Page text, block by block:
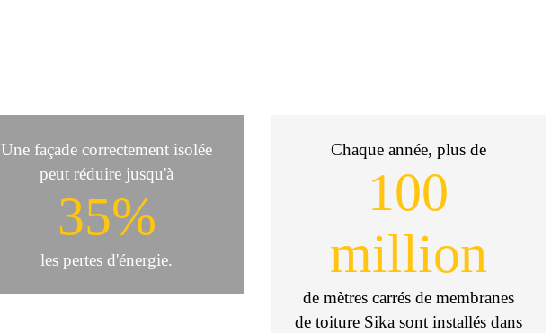
Une façade correctement isolée
peut réduire jusqu'à
35%
les pertes d'énergie.
Chaque année, plus de
100
million
de mètres carrés de membranes
de toiture Sika sont installés dans